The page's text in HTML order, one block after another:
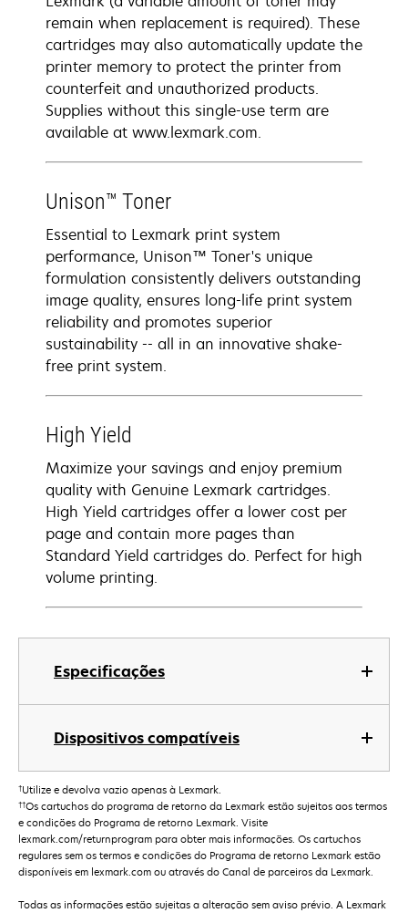
Especificações
Dispositivos compatíveis
remain when replacement is required). These
cartridges may also automatically update the
printer memory to protect the printer from
counterfeit and unauthorized products.
Supplies without this single-use term are
available at www.lexmark.com.
Unison™ Toner
Essential to Lexmark print system
performance, Unison™ Toner's unique
formulation consistently delivers outstanding
image quality, ensures long-life print system
reliability and promotes superior
sustainability -- all in an innovative shake-
free print system.
High Yield
Maximize your savings and enjoy premium
quality with Genuine Lexmark cartridges.
High Yield cartridges offer a lower cost per
page and contain more pages than
Standard Yield cartridges do. Perfect for high
volume printing.
†Utilize e devolva vazio apenas à Lexmark.
††Os cartuchos do programa de retorno da Lexmark estão sujeitos aos termos
e condições do Programa de retorno Lexmark. Visite
lexmark.com/returnprogram para obter mais informações. Os cartuchos
regulares sem os termos e condições do Programa de retorno Lexmark estão
disponíveis em lexmark.com ou através do Canal de parceiros da Lexmark.
Todas as informações estão sujeitas a alteração sem aviso prévio. A Lexmark